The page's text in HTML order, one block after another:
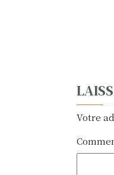
N
a
v
i
Votre